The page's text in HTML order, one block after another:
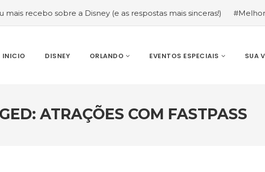
sobre a Disney (e as respostas mais sinceras!) #Melhor época
INICIO DISNEY ORLANDO EVENTOS ESPECIAIS SUA
ATRAÇÕES COM FASTPASS